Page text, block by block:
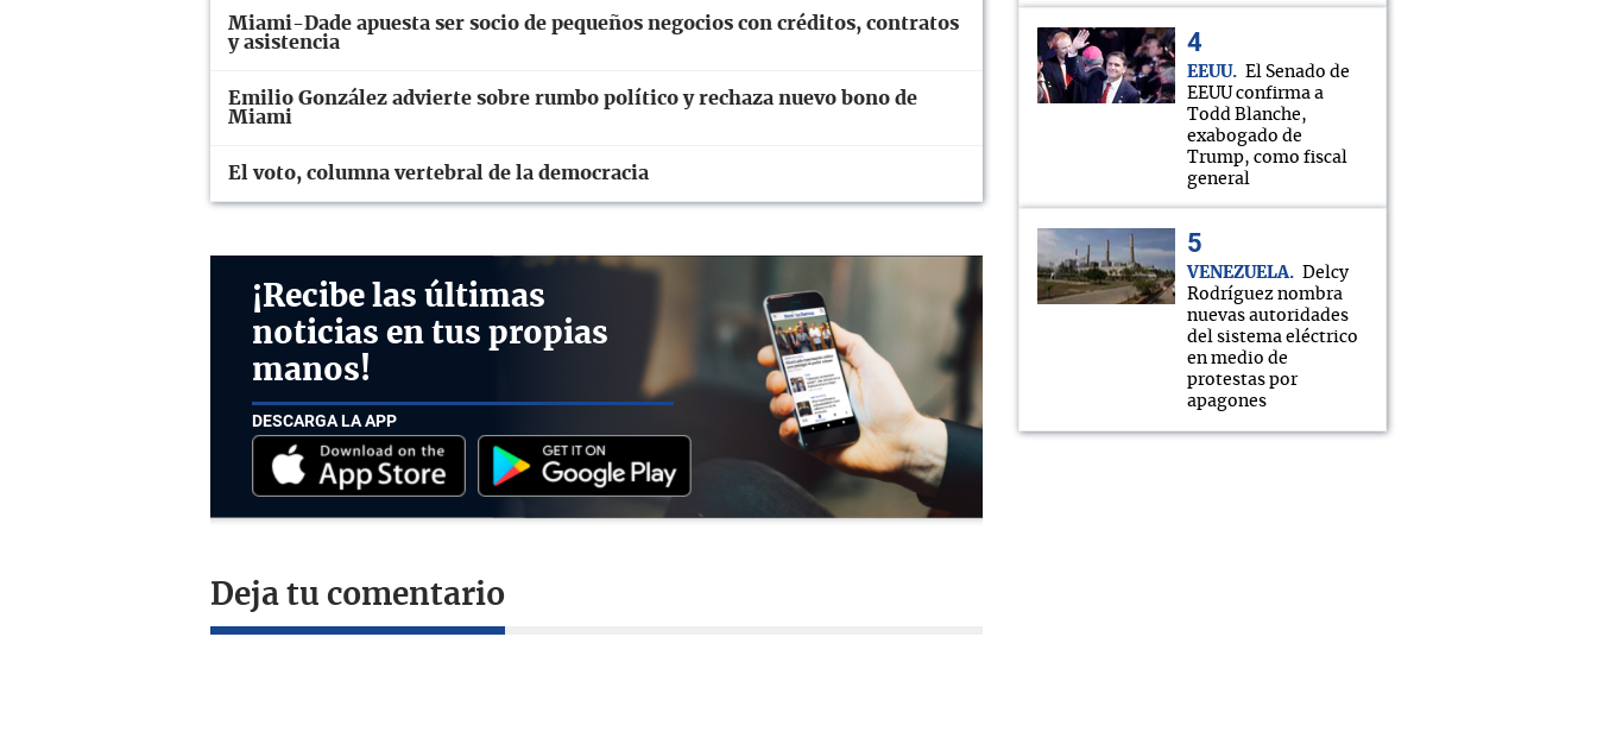
Miami-Dade apuesta ser socio de pequeños negocios con créditos, contratos
y asistencia
Emilio González advierte sobre rumbo político y rechaza nuevo bono de
Miami
El voto, columna vertebral de la democracia
¡Recibe las últimas
noticias en tus propias
manos!
DESCARGA LA APP
Deja tu comentario
EEUU
El Senado de
EEUU confirma a
Todd Blanche,
exabogado de
Trump, como fiscal
general
VENEZUELA
Delcy
Rodríguez nombra
nuevas autoridades
del sistema eléctrico
en medio de
protestas por
apagones